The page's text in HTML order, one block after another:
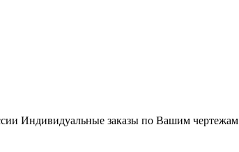
Индивидуальные заказы по Вашим чертежам